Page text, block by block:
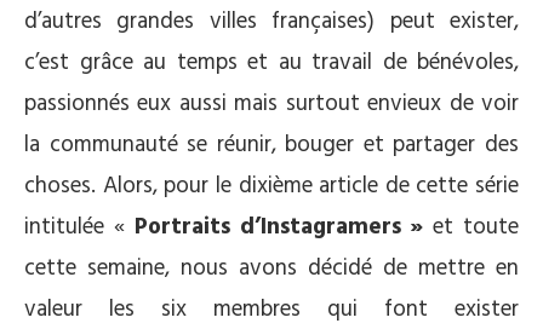
d’autres grandes villes françaises) peut exister,
c’est grâce au temps et au travail de bénévoles,
passionnés eux aussi mais surtout envieux de voir
la communauté se réunir, bouger et partager des
choses. Alors, pour le dixième article de cette série
intitulée « Portraits d’Instagramers »et toute
cette semaine, nous avons décidé de mettre en
valeur les six membres qui font exister